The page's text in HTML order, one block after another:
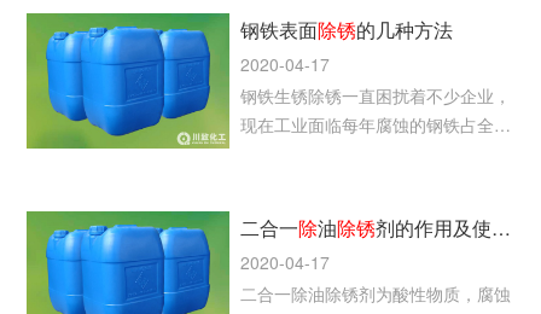
钢铁表面除锈的几种方法
2020-04-17
钢铁生锈除锈一直困扰着不少企业，
现在工业面临每年腐蚀的钢铁占全球
二合一除油除锈剂的作用及使用方法
2020-04-17
二合一除油除锈剂为酸性物质，腐蚀